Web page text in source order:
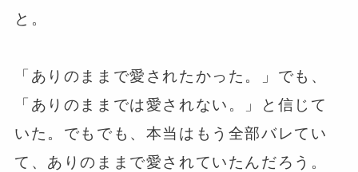
と。
「ありのままで愛されたかった。」でも、
「ありのままでは愛されない。」と信じて
いた。でもでも、本当はもう全部バレてい
て、ありのままで愛されていたんだろう。